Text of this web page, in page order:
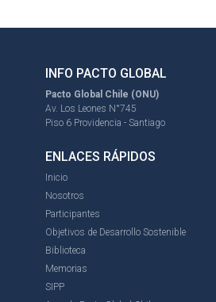
INFO PACTO GLOBAL
Pacto Global Chile (ONU)
Av. Los Leones N°745
Piso 6 Providencia - Santiago
ENLACES RÁPIDOS
Inicio
Nosotros
Participantes
Objetivos de Desarrollo Sostenible
Biblioteca
Memorias
SIPP